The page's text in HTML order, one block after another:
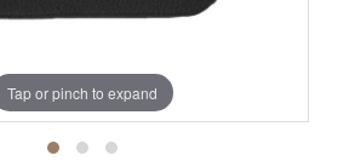
Tap or pinch to expand